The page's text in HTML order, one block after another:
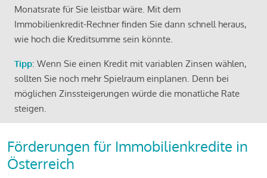
Monatsrate für Sie leistbar wäre. Mit dem
Immobilienkredit-Rechner finden Sie dann schnell heraus,
wie hoch die Kreditsumme sein könnte.
Tipp: Wenn Sie einen Kredit mit variablen Zinsen wählen,
sollten Sie noch mehr Spielraum einplanen. Denn bei
möglichen Zinssteigerungen würde die monatliche Rate
steigen.
Förderungen für Immobilienkredite in
Österreich